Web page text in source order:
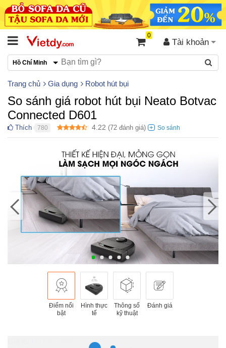
Tài khoản
0
Hồ Chí Minh
Trang chủ Gia dụng Robot hút bụi
So sánh giá robot hút bụi Neato Botvac
Connected D601
Thích 780 4.22 (72 đánh giá)
Điểm nổi
bật
Hình thực
tế
Thông số
kỹ thuật
Đánh giá